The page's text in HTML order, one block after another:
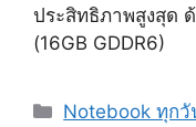
ประสิทธิภาพสูงสุด
(16GB GDDR6)
Categories
Notebook ทุกวั